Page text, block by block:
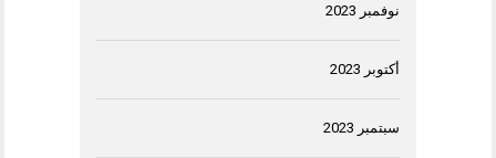
نوفمبر 2023
أكتوبر 2023
سبتمبر 2023